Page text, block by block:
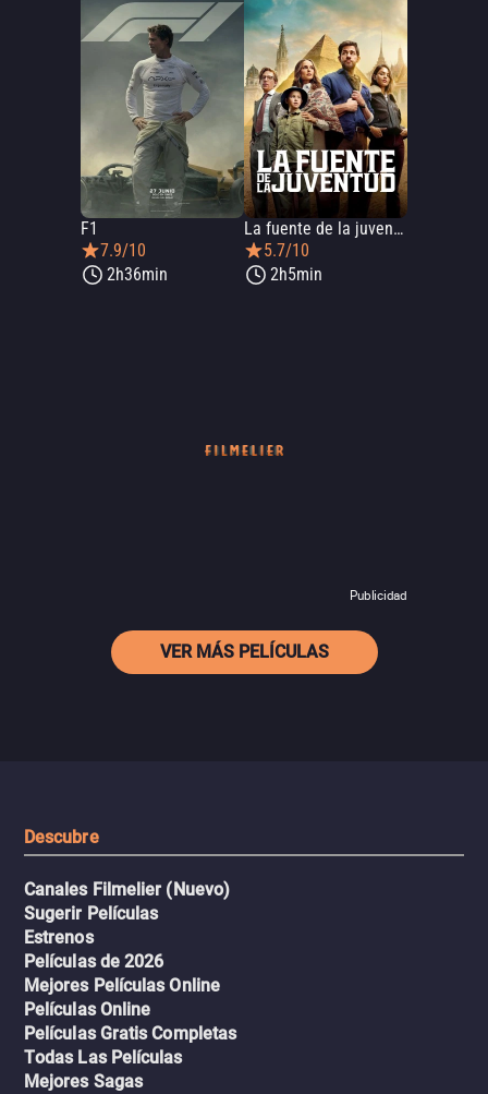
F1
7.9/10
2h36min
La fuente de la juventud
5.7/10
2h5min
Publicidad
VER MÁS PELÍCULAS
Descubre
Canales Filmelier (Nuevo)
Sugerir Películas
Estrenos
Películas de 2026
Mejores Películas Online
Películas Online
Películas Gratis Completas
Todas Las Películas
Mejores Sagas